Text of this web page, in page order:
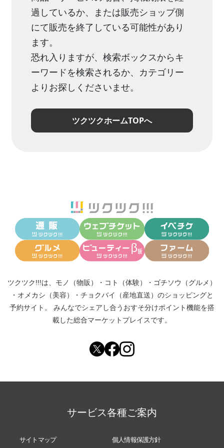
過しているか、または販売ショップ側
にて販売を終了している可能性があり
ます。
恐れ入りますが、検索ボックスからキ
ーワードを検索されるか、カテゴリー
よりお探しくださいませ。
ツクツクホームTOPへ
ツクツク!!!は、 モノ（物販） ・ コト（体験） ・ ゴチソウ（グルメ）
・ オメカシ（美容） ・ チョクバイ（産地直送） のショッピングと
予約サイト。
みんなでシェアし合う おすそ分けポイント機能を搭
載した総合マーケットプレイスです。
サービス各種ご案内
サイトマップ 個人情報保護方針